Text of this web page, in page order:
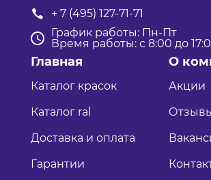
+ 7 (495) 127-71-71
График работы: Пн-Пт
Время работы: с 8:00 до
Главная
Каталог красок
Каталог ral
Доставка и оплата
Гарантии
О
Акции